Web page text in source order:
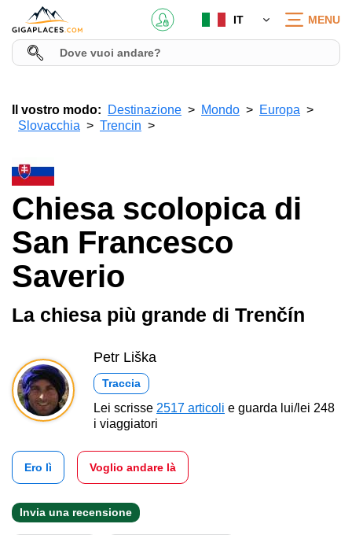
IT MENU
Il vostro modo: Destinazione Mondo
Europa
Slovacchia
Trencin
Chiesa scolopica di
San Francesco
Saverio
La chiesa più grande di Trenčín
Petr Liška
Traccia
Lei scrisse 2517 articoli e guarda lui/lei 248
i viaggiatori
Ero lì Voglio andare là
Invia una recensione